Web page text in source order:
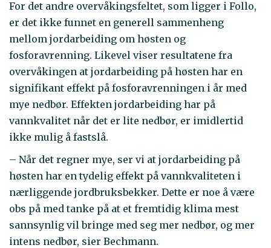
For det andre overvåkingsfeltet, som ligger i Follo,
er det ikke funnet en generell sammenheng
mellom jordarbeiding om høsten og
fosforavrenning. Likevel viser resultatene fra
overvåkingen at jordarbeiding på høsten har en
signifikant effekt på fosforavrenningen i år med
mye nedbør. Effekten jordarbeiding har på
vannkvalitet når det er lite nedbør, er imidlertid
ikke mulig å fastslå.
– Når det regner mye, ser vi at jordarbeiding på
høsten har en tydelig effekt på vannkvaliteten i
nærliggende jordbruksbekker. Dette er noe å være
obs på med tanke på at et fremtidig klima mest
sannsynlig vil bringe med seg mer nedbør, og mer
intens nedbør, sier Bechmann.